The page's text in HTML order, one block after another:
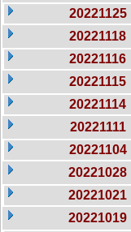
20221125
20221118
20221116
20221115
20221114
20221111
20221104
20221028
20221021
20221019